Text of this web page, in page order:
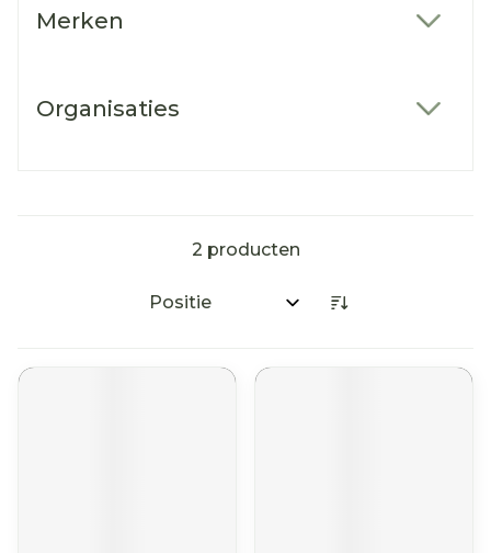
Merken
Organisaties
2 producten
Sorteer op: